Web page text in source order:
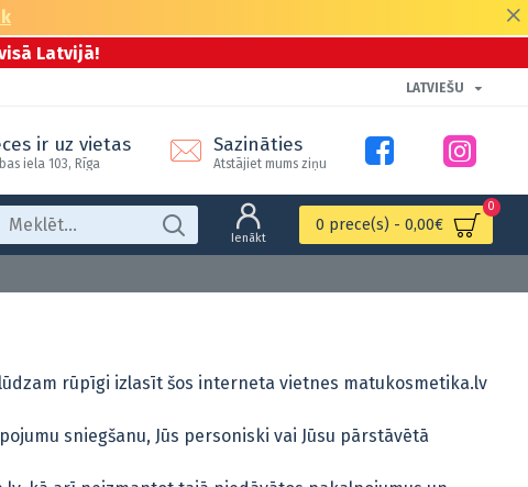
Latvijā!
LATVIEŠU
ir uz vietas
iela 103, Rīga
Sazināties
Atstājiet mums ziņu
Ienākt
0 prece(s) - 0,00€
0
rūpīgi izlasīt šos interneta vietnes matukosmetika.lv
sniegšanu, Jūs personiski vai Jūsu pārstāvētā